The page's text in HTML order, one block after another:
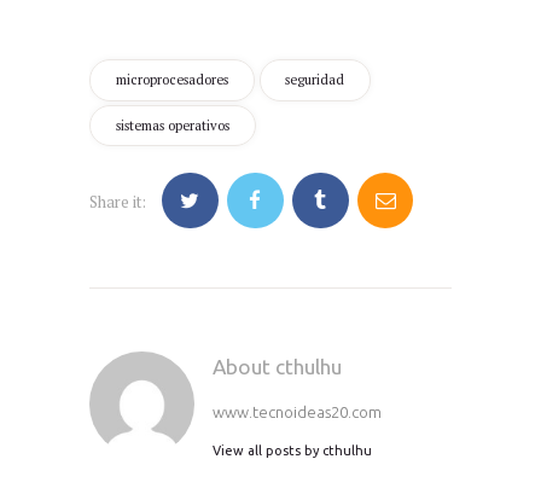
microprocesadores seguridad
sistemas operativos
Share it:
About cthulhu
www.tecnoideas20.com
View all posts by cthulhu